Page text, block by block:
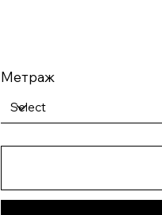
Метраж